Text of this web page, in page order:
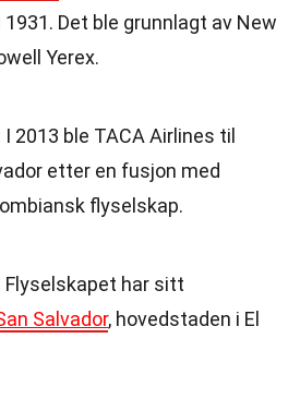
1931. Det ble grunnlagt av New
Yerex.
I 2013 ble TACA Airlines til
etter en fusjon med
flyselskap.
Flyselskapet har sitt
Salvador, hovedstaden i El